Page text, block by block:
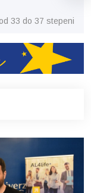
33 do 37 stepeni